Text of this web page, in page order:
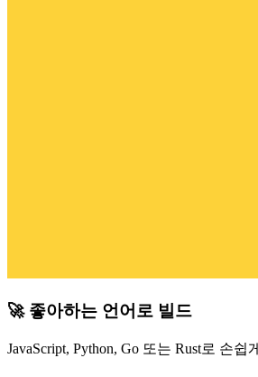
🚀 좋아하는 언어로 빌드
JavaScript, Python, Go 또는 Rust로 손쉽